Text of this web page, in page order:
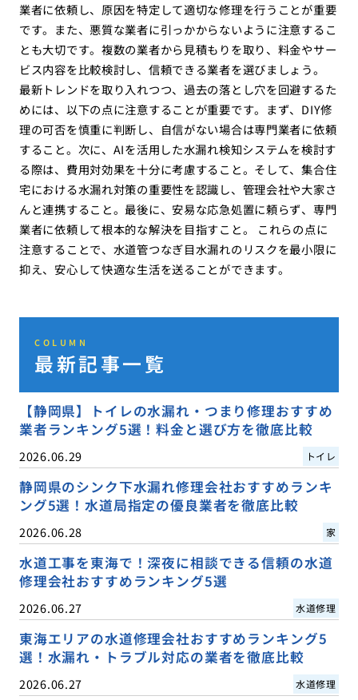
業者に依頼し、原因を特定して適切な修理を行うことが重要
です。また、悪質な業者に引っかからないように注意するこ
とも大切です。複数の業者から見積もりを取り、料金やサー
ビス内容を比較検討し、信頼できる業者を選びましょう。
最新トレンドを取り入れつつ、過去の落とし穴を回避するた
めには、以下の点に注意することが重要です。まず、DIY修
理の可否を慎重に判断し、自信がない場合は専門業者に依頼
すること。次に、AIを活用した水漏れ検知システムを検討す
る際は、費用対効果を十分に考慮すること。そして、集合住
宅における水漏れ対策の重要性を認識し、管理会社や大家さ
んと連携すること。最後に、安易な応急処置に頼らず、専門
業者に依頼して根本的な解決を目指すこと。 これらの点に
注意することで、水道管つなぎ目水漏れのリスクを最小限に
抑え、安心して快適な生活を送ることができます。
COLUMN
最新記事一覧
【静岡県】トイレの水漏れ・つまり修理おすすめ
業者ランキング5選！料金と選び方を徹底比較
2026.06.29 トイレ
静岡県のシンク下水漏れ修理会社おすすめランキ
ング5選！水道局指定の優良業者を徹底比較
2026.06.28 家
水道工事を東海で！深夜に相談できる信頼の水道
修理会社おすすめランキング5選
2026.06.27 水道修理
東海エリアの水道修理会社おすすめランキング5
選！水漏れ・トラブル対応の業者を徹底比較
2026.06.27 水道修理